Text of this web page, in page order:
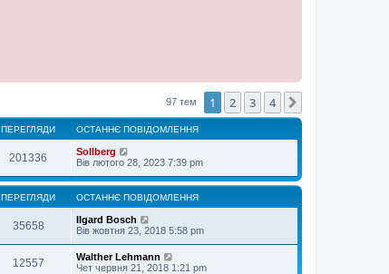
97 тем 1 2 3 4
ПЕРЕГЛЯДИ ОСТАННЄ ПОВІДОМЛЕННЯ
201336
Sollberg
Вів лютого 28, 2023 7:39 pm
ПЕРЕГЛЯДИ ОСТАННЄ ПОВІДОМЛЕННЯ
35658
Ilgard Bosch
Вів жовтня 23, 2018 5:58 pm
12557
Walther Lehmann
Чет червня 21, 2018 1:21 pm